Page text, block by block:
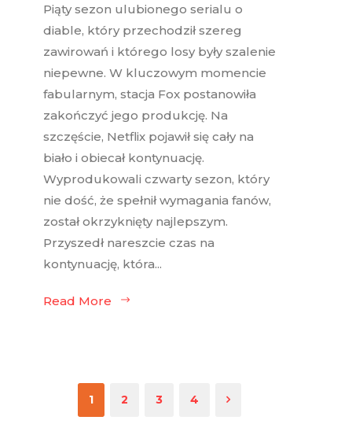
Piąty sezon ulubionego serialu o
diable, który przechodził szereg
zawirowań i którego losy były szalenie
niepewne. W kluczowym momencie
fabularnym, stacja Fox postanowiła
zakończyć jego produkcję. Na
szczęście, Netflix pojawił się cały na
biało i obiecał kontynuację.
Wyprodukowali czwarty sezon, który
nie dość, że spełnił wymagania fanów,
został okrzyknięty najlepszym.
Przyszedł nareszcie czas na
kontynuację, która...
Read More
1 2 3 4